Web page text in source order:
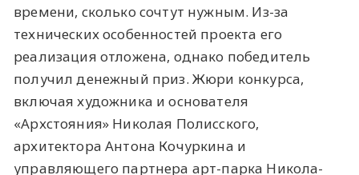
времени, сколько сочтут нужным. Из-за
технических особенностей проекта его
реализация отложена, однако победитель
получил денежный приз. Жюри конкурса,
включая художника и основателя
«Архстояния» Николая Полисского,
архитектора Антона Кочуркина и
управляющего партнера арт-парка Никола-